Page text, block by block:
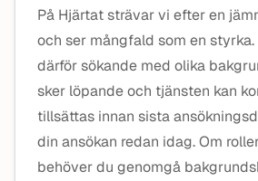
På Hjärtat strävar vi efter en
och ser mångfald som en
därför sökande med olika
sker löpande och tjänsten kan
tillsättas innan sista
din ansökan redan idag. Om
behöver du genomgå